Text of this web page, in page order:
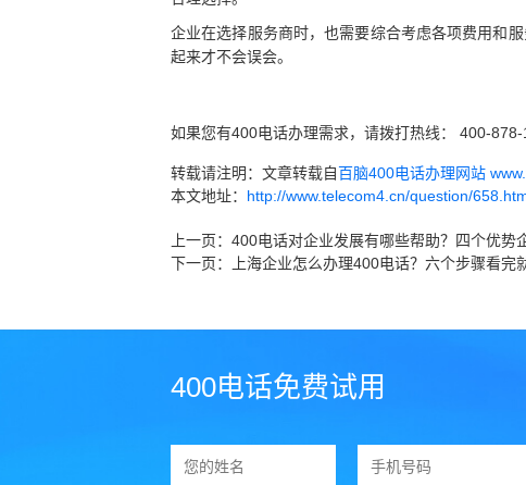
企业在选择服务商时，也需要综合考虑各项费用和
起来才不会误会。
如果您有400电话办理需求，请拨打热线： 400-
转载请注明：文章转载自百脑400电话办理网站
本文地址： http://www.telecom4.cn/question/
上一页： 400电话对企业发展有哪些帮助？四个优势
下一页：
上海企业怎么办理400电话？六个步骤看完